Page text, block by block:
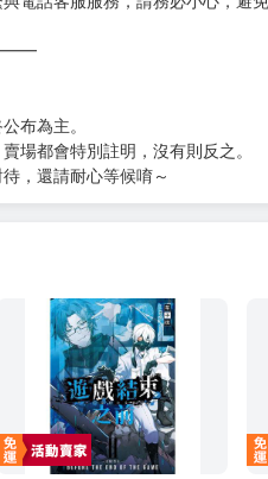
電話客服服務，請務必小心，避免
布為主。
場都會特別註明，沒有則反之。
，還請耐心等候唷～